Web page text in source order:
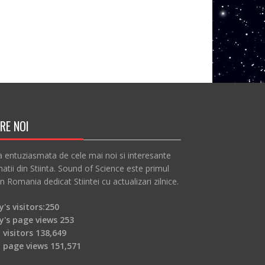
NOI
entuziasmata de cele mai noi si interesante
din Stiinta. Sound of Science este primul
Romania dedicat Stiintei cu actualizari zilnice.
visitors:250
page views 253
visitors 138,649
views 151,571